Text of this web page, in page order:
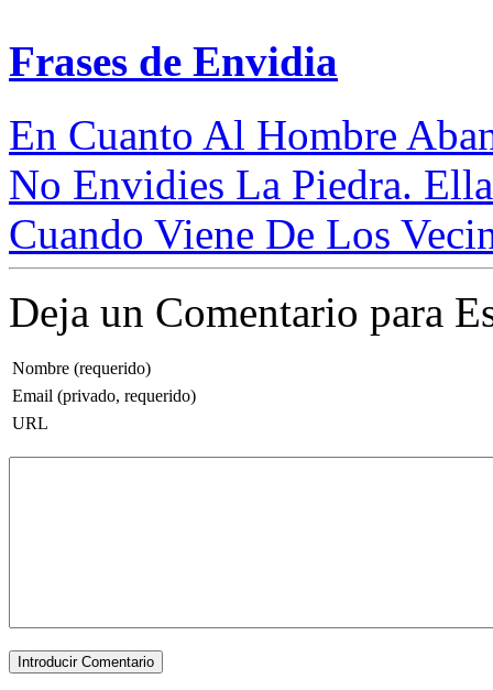
Frases de Envidia
En Cuanto Al Hombre
No Envidies La Piedra.
Cuando Viene De Los
Deja un Comentario para
Nombre (requerido)
Email (privado, requerido)
URL